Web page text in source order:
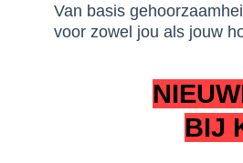
Van basis
voor zowel jou als jouw
BIJ